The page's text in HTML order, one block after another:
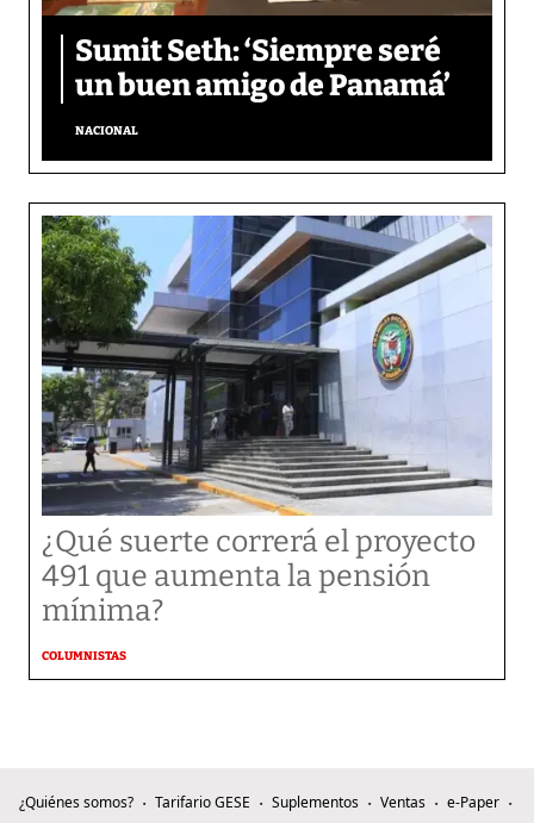
Sumit Seth: ‘Siempre seré
un buen amigo de Panamá’
NACIONAL
¿Qué suerte correrá el proyecto
491 que aumenta la pensión
mínima?
COLUMNISTAS
¿Quiénes somos? Tarifario GESE Suplementos Ventas
e-Paper